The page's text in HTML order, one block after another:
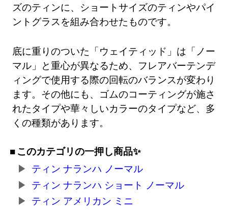
ズのティンに、ショートサイズのティンやパイ
ントグラスを組み合わせたものです。
底に重りのついた「ウェイティッド」は「ノー
マル」と重心が異なるため、フレアバーテンデ
ィングで使用する際の回転のバランスが変わり
ます。その他にも、ゴムのコーティングが施さ
れたタイプや華々しいカラーのタイプなど、多
くの種類があります。
このカテゴリの一押し商品✨
ティン ナランハ ノーマル
ティン ナランハ ショート ノーマル
ティン アメリカン ミニ